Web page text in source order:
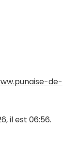
de-
il est 06:56.